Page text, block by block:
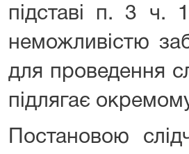
підставі п. 3 ч.
неможливістю
для проведення
підлягає
Постановою